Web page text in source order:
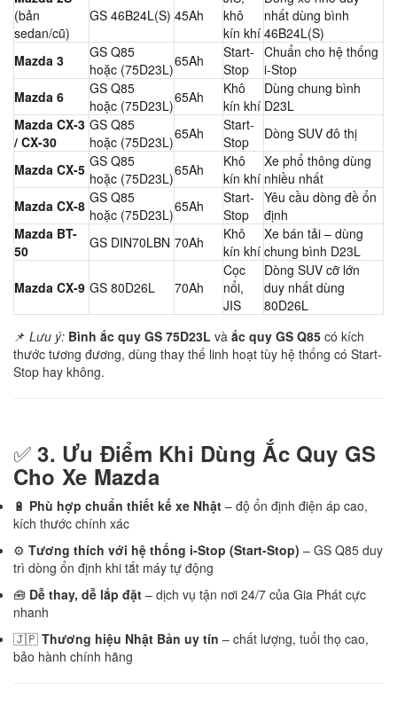
(bản
sedan/cũ)
GS 46B24L(S) 45Ah
khô
kín khí
nhất dùng bình
46B24L(S)
Mazda 3
GS Q85
hoặc (75D23L)65Ah
Start-
Stop
Chuẩn cho hệ thống
i-Stop
Mazda 6
GS Q85
hoặc (75D23L)65Ah
Khô
kín khí
Dùng chung bình
D23L
Mazda CX-3
/ CX-30
GS Q85
hoặc (75D23L)65Ah
Start-
Stop
Dòng SUV đô thị
Mazda CX-5 GS Q85
hoặc (75D23L)65Ah
Khô
kín khí
Xe phổ thông dùng
nhiều nhất
Mazda CX-8 GS Q85
hoặc (75D23L)65Ah
Start-
Stop
Yêu cầu dòng đề ổn
định
Mazda BT-
50
GS DIN70LBN 70Ah
Khô
kín khí
Xe bán tải – dùng
chung bình D23L
Mazda CX-9 GS 80D26L 70Ah
Cọc
nổi,
JIS
Dòng SUV cỡ lớn
duy nhất dùng
80D26L
📌 Lưu ý: Bình ắc quy GS 75D23L và ắc quy GS Q85 có kích
thước tương đương, dùng thay thế linh hoạt tùy hệ thống có Start-
Stop hay không.
✅3. Ưu Điểm Khi Dùng Ắc Quy GS
Cho Xe Mazda
🔋 Phù hợp chuẩn thiết kế xe Nhật – độ ổn định điện áp cao,
kích thước chính xác
⚙️ Tương thích với hệ thống i-Stop (Start-Stop) – GS Q85 duy
trì dòng ổn định khi tắt máy tự động
🧰 Dễ thay, dễ lắp đặt – dịch vụ tận nơi 24/7 của Gia Phát cực
nhanh
🇯🇵 Thương hiệu Nhật Bản uy tín – chất lượng, tuổi thọ cao,
bảo hành chính hãng